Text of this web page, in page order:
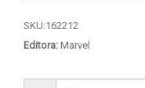
SKU:162212
Editora: Marvel